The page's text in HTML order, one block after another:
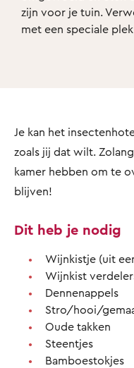
zijn voor je tuin.
met een speciale
Je kan het
zoals jij dat wilt.
kamer hebben om te
blijven!
Dit heb je nodig
Wijnkistje (uit
Wijnkist
Dennenappels
Stro/hooi/
Oude takken
Steentjes
Bamboestokjes